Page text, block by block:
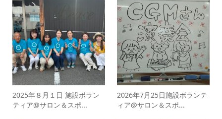
2025年８月１日 施設ボラン
ティア@サロン＆スポ...
2026年7月25日施設ボランテ
ィア@サロン＆スポ...